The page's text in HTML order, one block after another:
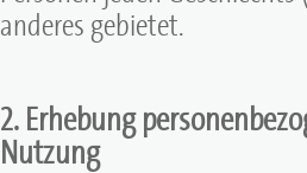
anderes gebietet.
2. Erhebung
Nutzung